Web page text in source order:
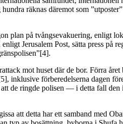
räknas däremot som
plan på tvångsevakuering, enligt
Jerusalem Post, sätta press på
mot huset där de bor. Förra året
inklusive förberedelserna dagen
de ringde polisen — i detta fall den
att detta har ett samband med